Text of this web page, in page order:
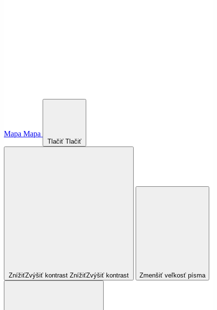
Mapa Mapa
Tlačiť Tlačiť
ZnížiťZvýšiť kontrast ZnížiťZvýšiť kontrast Zmenšiť veľkosť písma